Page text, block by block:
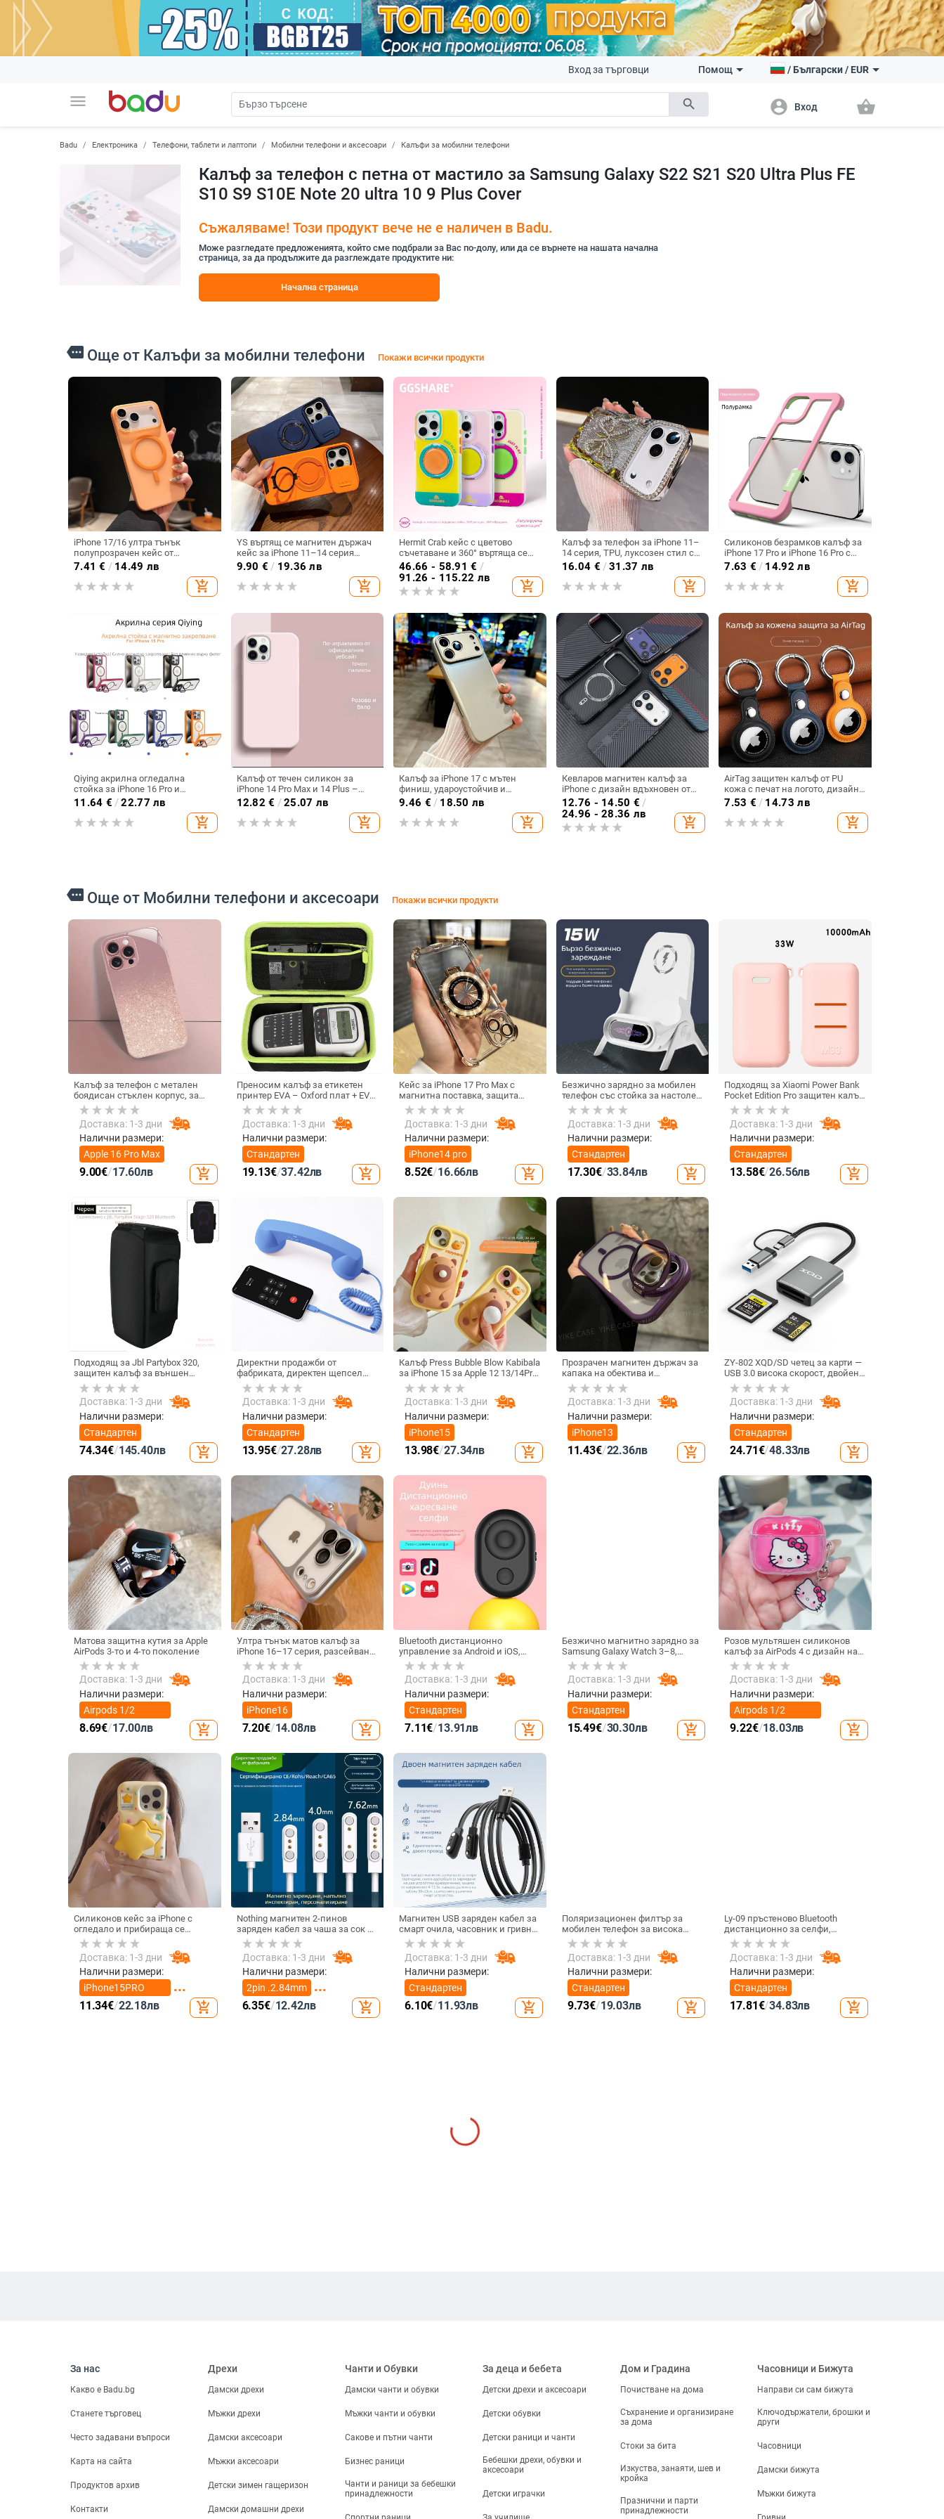
menu search
Вход за търговци Помощ /Български/ EUR
account_circle Вход shopping_basket
Badu Електроника Телефони, таблети и лаптопи Мобилни телефони и аксесоари Калъфи за мобилни телефони
Калъф за телефон с петна от мастило за Samsung Galaxy S22 S21 S20 Ultra Plus FE
S10 S9 S10E Note 20 ultra 10 9 Plus Cover
Съжаляваме! Този продукт вече не е наличен в Badu.
Може разгледате предложенията, който сме подбрали за Вас по-долу, или да се върнете на нашата начална
страница, за да продължите да разглеждате продуктите ни:
Начална страница
more Още от Калъфи за мобилни телефони Покажи всички продукти
iPhone 17/16 ултра тънък
полупрозрачен кейс от
поликарбонат, с матирана
повърхност, усещане за кожа,
ударозащита и магнитно
7.41 € / 14.49 лв
add_shopping_cart
YS въртящ се магнитен държач
кейс за iPhone 11–14 серия
(Pro/Pro Max) — TPU+PC,
удароустойчив, охлаждане, анти
отпечатъци
9.90 € / 19.36 лв
add_shopping_cart
Hermit Crab кейс с цветово
съчетаване и 360° въртяща се
скоба за iPhone 17 и iPhone 16
Pro Max
46.66 - 58.91 € /
91.26 - 115.22 лв
add_shopping_cart
Калъф за телефон за iPhone 11–
14 серия, TPU, луксозен стил с
пеперуда, диамантено
инкрустиране и
електроплатиране,
удароустойчив, анти отпечатъци
16.04 € /31.37 лв
add_shopping_cart
Силиконов безрамков калъф за
iPhone 17 Pro и iPhone 16 Pro с
отвори за вентилация и
охлаждане
7.63 € / 14.92 лв
add_shopping_cart
Qiying акрилна огледална
стойка за iPhone 16 Pro и
MagSafe магнитен калъф за
iPhone 14 Pro
11.64 € /22.77 лв
add_shopping_cart
Калъф от течен силикон за
iPhone 14 Pro Max и 14 Plus –
пълна защита и удароустойчив
12.82 € /25.07 лв
add_shopping_cart
Калъф за iPhone 17 с мътен
финиш, удароустойчив и
антиотпечатък, тънък профил
9.46 € / 18.50 лв
add_shopping_cart
Кевларов магнитен калъф за
iPhone с дизайн вдъхновен от
трасета, удароустойчив и
антиотпечатъчен
12.76 - 14.50 € /
24.96 - 28.36 лв
add_shopping_cart
AirTag защитен калъф от PU
кожа с печат на логото, дизайн
с единичен прорез,
персонализируем, анти-износ и
анти-спад
7.53 € / 14.73 лв
add_shopping_cart
more Още от Мобилни телефони и аксесоари Покажи всички продукти
Калъф за телефон с метален
боядисан стъклен корпус, за
iPhone 11–14 Pro Max,
охлаждане, модел YK263
Доставка: 1-3 дни
Налични размери:
Apple 16 Pro Max
9.00€/17.60лв add_shopping_cart
Преносим калъф за етикетен
принтер EVA – Oxford плат + EVA,
горещо пресовано EVA и шиене,
товароподемност 10 кг
Доставка: 1-3 дни
Налични размери:
Стандартен
19.13€/37.42лв add_shopping_cart
Кейс за iPhone 17 Pro Max с
магнитна поставка, защита
срещу изпускане на четирите
ъгъла, акрилен корпус с
електроплатиран финиш
Доставка: 1-3 дни
Налични размери:
iPhone14 pro
8.52€/16.66лв add_shopping_cart
Безжично зарядно за мобилен
телефон със стойка за настолен
монтаж за хоризонтално или
вертикално ползване, QC3.0, 2 A,
15 W, Бързо зареждане
Доставка: 1-3 дни
Налични размери:
Стандартен
17.30€/33.84лв add_shopping_cart
Подходящ за Xiaomi Power Bank
Pocket Edition Pro защитен калъф
33W силиконов 10000mA
неплъзгащ се защитен калъф за
Power Bank
Доставка: 1-3 дни
Налични размери:
Стандартен
13.58€/26.56лв add_shopping_cart
Подходящ за Jbl Partybox 320,
защитен калъф за външен
високоговорител, калъф за
количка Stage 320 Audio,
прахозащитно покритие.
Доставка: 1-3 дни
Налични размери:
Стандартен
74.34€/145.40лв add_shopping_cart
Директни продажби от
фабриката, директен щепсел
тип C, мобилен телефон, Douyin
Internet Celebrity, електрически
микрофон, слушалки с C порт,
кабелна слушалка
Доставка: 1-3 дни
Налични размери:
Стандартен
13.95€/27.28лв add_shopping_cart
Калъф Press Bubble Blow Kabibala
за iPhone 15 за Apple 12 13/14Pro
Max, устойчив на изпускане 11
Доставка: 1-3 дни
Налични размери:
iPhone15
13.98€/27.34лв add_shopping_cart
Прозрачен магнитен държач за
капака на обектива и
удароустойчив твърд калъф за
iPhone 17 Pro Max
Доставка: 1-3 дни
Налични размери:
iPhone13
11.43€/22.36лв add_shopping_cart
ZY-802 XQD/SD четец за карти —
USB 3.0 висока скорост, двойен
интерфейс Type-C и USB,
алуминиев сплав + ABS
Доставка: 1-3 дни
Налични размери:
Стандартен
24.71€/48.33лв add_shopping_cart
Матова защитна кутия за Apple
AirPods 3-то и 4-то поколение
Доставка: 1-3 дни
Налични размери:
Airpods 1/2
поколение
8.69€/17.00лв add_shopping_cart
Ултра тънък матов калъф за
iPhone 16–17 серия, разсейване
на топлината, пълно покритие,
удароустойчив и устойчив на
отпечатъци
Доставка: 1-3 дни
Налични размери:
iPhone16
7.20€/14.08лв add_shopping_cart
Bluetooth дистанционно
управление за Android и iOS,
универсално за снимки и
видеозаписи, модел 6-key
tremolo, Vernon, ABS материал,
тегло 15 g
Доставка: 1-3 дни
Налични размери:
Стандартен
7.11€/13.91лв add_shopping_cart
Безжично магнитно зарядно за
Samsung Galaxy Watch 3–8,
Active 1/2 • QC2.0 • Магнитно
зареждане • 3W / 1A
Доставка: 1-3 дни
Налични размери:
Стандартен
15.49€/30.30лв add_shopping_cart
Розов мультяшен силиконов
калъф за AirPods 4 с дизайн на
котка
Доставка: 1-3 дни
Налични размери:
Airpods 1/2
поколение
9.22€/18.03лв add_shopping_cart
Силиконов кейс за iPhone с
огледало и прибираща се
подвижна стойка в дизайн на
петолъчка, съвместим с iPhone
13–17 Pro/Max
Доставка: 1-3 дни
Налични размери:
iPhone15PRO
MAX
iPhone16PRO
11.34€/22.18лв add_shopping_cart
Nothing магнитен 2-пинов
заряден кабел за чаша за сок и
смарт часовник – 60 см, силен
магнит N52, 7,62 мм разстояние
между пиновете
Доставка: 1-3 дни
Налични размери:
2pin .2.84mm
2pin 4.0mm
6.35€/12.42лв add_shopping_cart
Магнитен USB заряден кабел за
смарт очила, часовник и гривна
– едно към две, съвместим с
4.0-12.3, марка Rising Sun
Доставка: 1-3 дни
Налични размери:
Стандартен
6.10€/11.93лв add_shopping_cart
Поляризационен филтър за
мобилен телефон за висока
резолюция — ND филтър, модел
GZM
Доставка: 1-3 дни
Налични размери:
Стандартен
9.73€/19.03лв add_shopping_cart
Ly-09 пръстеново Bluetooth
дистанционно за селфи,
Bluetooth 5.3, ABS материал,
тегло 10
Доставка: 1-3 дни
Налични размери:
Стандартен
17.81€/34.83лв add_shopping_cart
За нас
Какво е Badu.bg
Станете търговец
Често задавани въпроси
Карта на сайта
Продуктов архив
Контакти
Дрехи
Дамски дрехи
Мъжки дрехи
Дамски аксесоари
Мъжки аксесоари
Детски зимен гащеризон
Дамски домашни дрехи
Чанти и Обувки
Дамски чанти и обувки
Мъжки чанти и обувки
Сакове и пътни чанти
Бизнес раници
Чанти и раници за бебешки
принадлежности
За деца и бебета
Детски дрехи и аксесоари
Детски обувки
Детски раници и чанти
Бебешки дрехи, обувки и
аксесоари
Детски играчки
Дом и Градина
Почистване на дома
Съхранение и организиране
за дома
Стоки за бита
Изкуства, занаяти, шев и
кройка
Празнични и парти
принадлежности
Часовници и Бижута
Направи си сам бижута
Ключодържатели, брошки и
други
Часовници
Дамски бижута
Мъжки бижута